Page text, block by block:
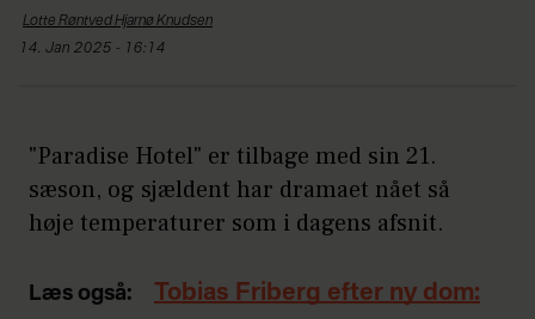
Lotte Røntved HjarnøKnudsen
14. Jan 2025 - 16:14
"Paradise Hotel" er tilbage med sin 21.
sæson, og sjældent har dramaet nået så
høje temperaturer som i dagens afsnit.
Læs også:
Tobias Friberg efter ny dom: